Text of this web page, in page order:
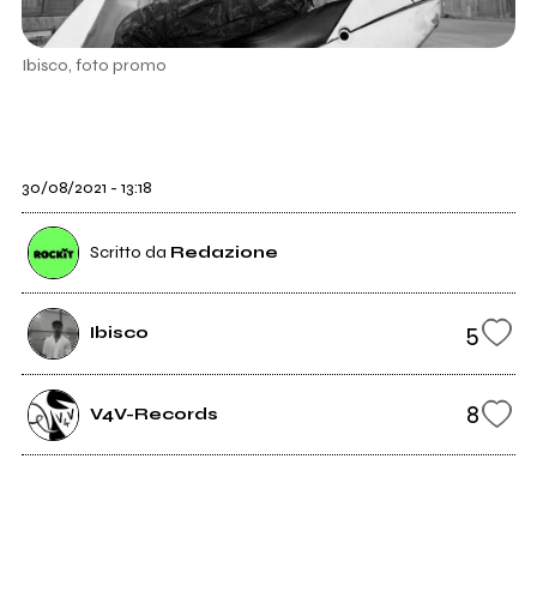
Ibisco, foto promo
30/08/2021 - 13:18
Scritto da Redazione
Ibisco 5
V4V-Records 8